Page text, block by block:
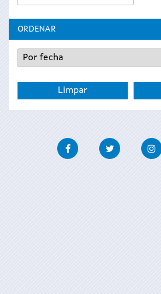
de
ORDENAR
FacebookTwitter